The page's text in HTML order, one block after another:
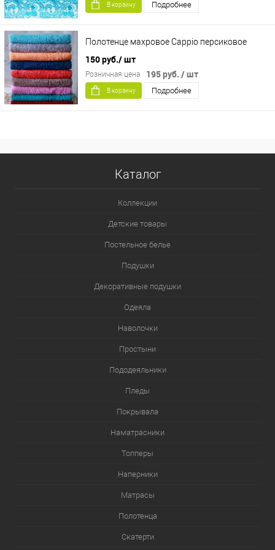
В корзину Подробнее
Полотенце махровое Cappio персиковое
150 руб./ шт
195 руб. / шт
Розничная цена
В корзину Подробнее
Каталог
Коллекции
Детские товары
Постельное белье
Подушки
Декоративные подушки
Одеяла
Наволочки
Простыни
Пододеяльники
Пледы
Покрывала
Наматрасники
Топперы
Наперники
Матрасы
Полотенца
Скатерти